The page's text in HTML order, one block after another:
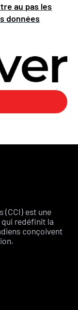
au pas les
données
(CCI) est une
redéfinit la
conçoivent